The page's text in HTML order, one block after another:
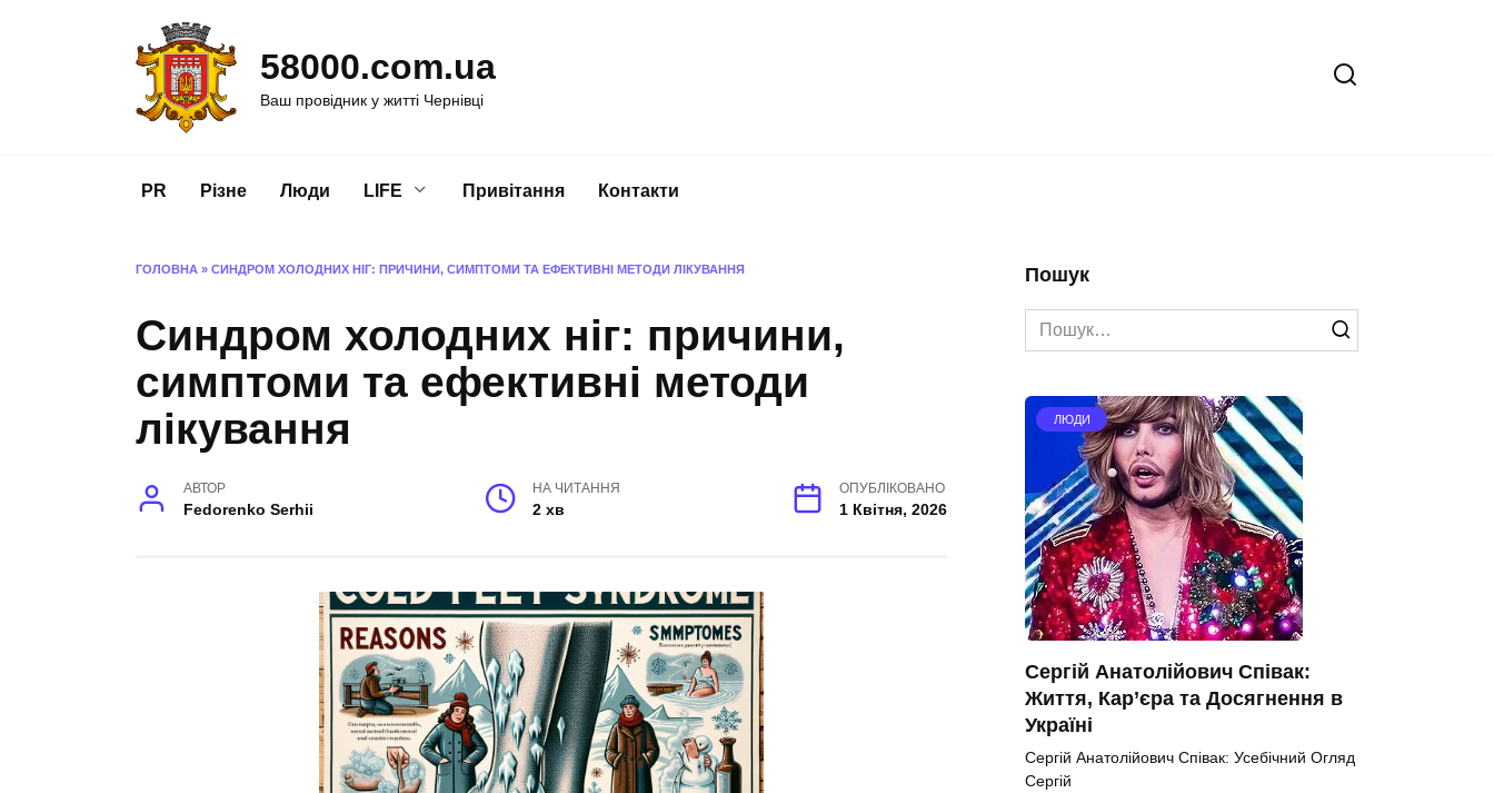
58000.com.ua
Ваш провідник у житті Чернівці
PR Різне Люди LIFE Привітання Контакти
ГОЛОВНА » СИНДРОМ ХОЛОДНИХ НІГ: ПРИЧИНИ, СИМПТОМИ ТА ЕФЕКТИВНІ МЕТОДИ ЛІКУВАННЯ
Синдром холодних ніг: причини,
симптоми та ефективні методи
лікування
АВТОР
Fedorenko Serhii
НА ЧИТАННЯ
2 хв
ОПУБЛІКОВАНО
1 Квітня, 2026
Пошук
Search
for:
ЛЮДИ
Сергій Анатолійович Співак:
Життя, Кар’єра та Досягнення в
Україні
Сергій Анатолійович Співак: Усебічний Огляд
Сергій